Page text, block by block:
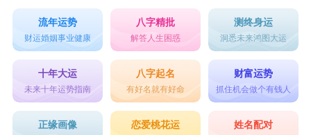
流年运势
财运婚姻事业健康
八字精批
解答人生困惑
测终身运
洞悉未来鸿图大运
十年大运
未来十年运势指南
八字起名
有好名就有好命
财富运势
抓住机会做个有钱人
正缘画像 恋爱桃花运 姓名配对